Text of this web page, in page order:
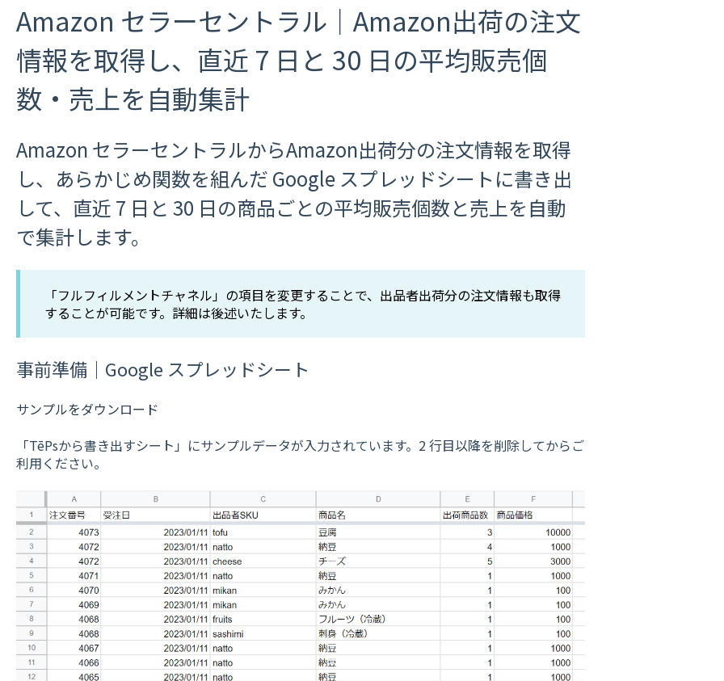
Amazon セラーセントラル｜Amazon出荷の注文
情報を取得し、直近 7 日と 30 日の平均販売個
数・売上を自動集計
Amazon セラーセントラルからAmazon出荷分の注文情報を取得
し、あらかじめ関数を組んだ Google スプレッドシートに書き出
して、直近 7 日と 30 日の商品ごとの平均販売個数と売上を自動
で集計します。
「フルフィルメントチャネル」の項目を変更することで、出品者出荷分の注文情報も取得
することが可能です。詳細は後述いたします。
事前準備｜Google スプレッドシート
サンプルをダウンロード
「TēPsから書き出すシート」にサンプルデータが入力されています。2 行目以降を削除してからご
利用ください。